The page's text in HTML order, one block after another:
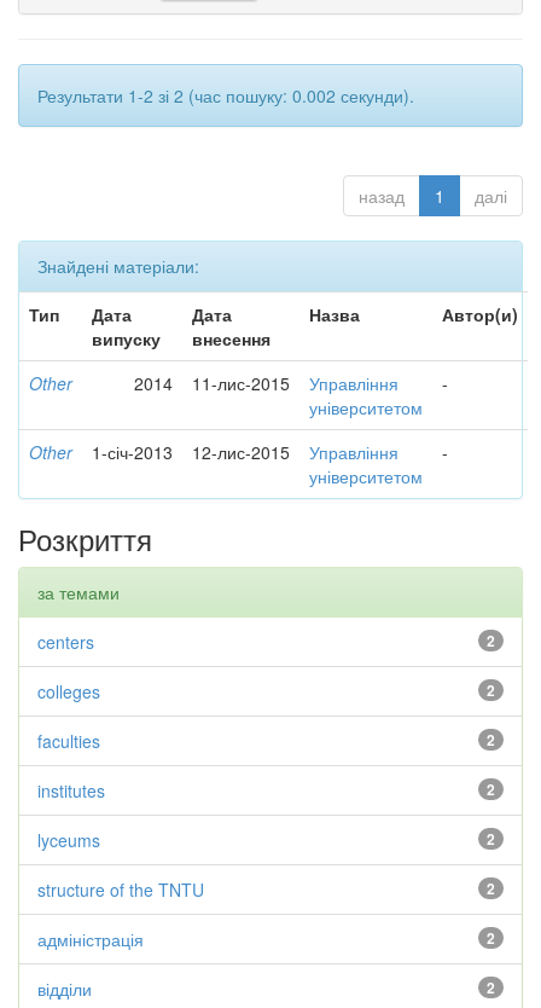
Результати 1-2 зі 2 (час пошуку: 0.002 секунди).
назад 1 далі
Знайдені матеріали:
Тип
Дата
випуску
Дата
внесення
Назва Автор(и)
Other 2014 11-лис-2015
Управління
університетом
-
Other 1-січ-2013 12-лис-2015
Управління
університетом
-
Розкриття
за темами
2
centers
2
colleges
2
faculties
2
institutes
2
lyceums
2
structure of the TNTU
2
адміністрація
2
відділи